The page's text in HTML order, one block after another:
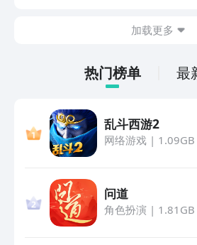
加载更多
热门榜单 最
乱斗西游2
网络游戏| 1.09GB
问道
角色扮演 | 1.81GB